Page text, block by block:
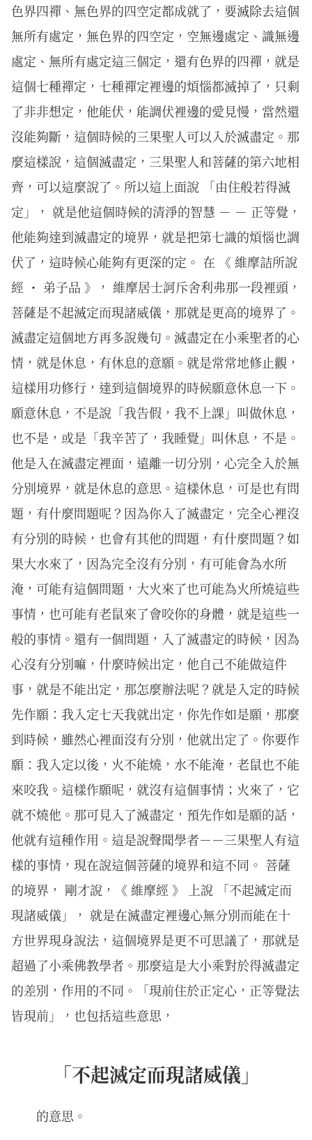
色界四禪、無色界的四空定都成就了，要滅除去這個
無所有處定，無色界的四空定，空無邊處定、識無邊
處定、無所有處定這三個定，還有色界的四禪，就是
這個七種禪定，七種禪定裡邊的煩惱都滅掉了，只剩
了非非想定，他能伏，能調伏裡邊的愛見慢，當然還
沒能夠斷，這個時候的三果聖人可以入於滅盡定。那
麼這樣說，這個滅盡定，三果聖人和菩薩的第六地相
齊，可以這麼說了。所以這上面說 「由住般若得滅
定」， 就是他這個時候的清淨的智慧 － － 正等覺，
他能夠達到滅盡定的境界，就是把第七識的煩惱也調
伏了，這時候心能夠有更深的定。 在 《 維摩詰所說
經 ・ 弟子品 》， 維摩居士訶斥舍利弗那一段裡頭，
菩薩是不起滅定而現諸威儀，那就是更高的境界了。
滅盡定這個地方再多說幾句。滅盡定在小乘聖者的心
情，就是休息，有休息的意願。就是常常地修止觀，
這樣用功修行，達到這個境界的時候願意休息一下。
願意休息，不是說「我告假，我不上課」叫做休息，
也不是，或是「我辛苦了，我睡覺」叫休息，不是。
他是入在滅盡定裡面，遠離一切分別，心完全入於無
分別境界，就是休息的意思。這樣休息，可是也有問
題，有什麼問題呢？因為你入了滅盡定，完全心裡沒
有分別的時候，也會有其他的問題，有什麼問題？如
果大水來了，因為完全沒有分別，有可能會為水所
淹，可能有這個問題，大火來了也可能為火所燒這些
事情，也可能有老鼠來了會咬你的身體，就是這些一
般的事情。還有一個問題，入了滅盡定的時候，因為
心沒有分別嘛，什麼時候出定，他自己不能做這件
事，就是不能出定，那怎麼辦法呢？就是入定的時候
先作願：我入定七天我就出定，你先作如是願，那麼
到時候，雖然心裡面沒有分別，他就出定了。你要作
願：我入定以後，火不能燒，水不能淹，老鼠也不能
來咬我。這樣作願呢，就沒有這個事情；火來了，它
就不燒他。那可見入了滅盡定，預先作如是願的話，
他就有這種作用。這是說聲聞學者－－三果聖人有這
樣的事情，現在說這個菩薩的境界和這不同。 菩薩
的境界， 剛才說，《 維摩經 》 上說 「不起滅定而
現諸威儀」， 就是在滅盡定裡邊心無分別而能在十
方世界現身說法，這個境界是更不可思議了，那就是
超過了小乘佛教學者。那麼這是大小乘對於得滅盡定
的差別，作用的不同。「現前住於正定心，正等覺法
皆現前」，也包括這些意思，
「不起滅定而現諸威儀」
的意思。